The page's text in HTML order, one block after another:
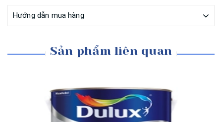
Hướng dẫn mua hàng
Sản phẩm liên quan